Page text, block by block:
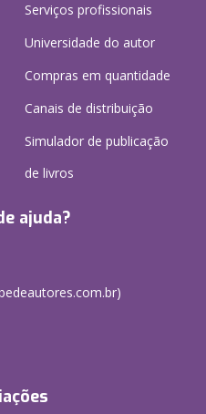
Serviços profissionais
Universidade do autor
Compras em quantidade
Canais de distribuição
Simulador de publicação
de livros
ajuda?